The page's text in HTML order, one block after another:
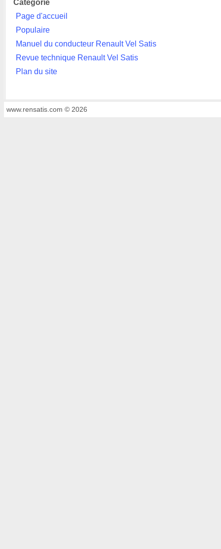
Categorie
Page d'accueil
Populaire
Manuel du conducteur Renault Vel Satis
Revue technique Renault Vel Satis
Plan du site
www.rensatis.com © 2026